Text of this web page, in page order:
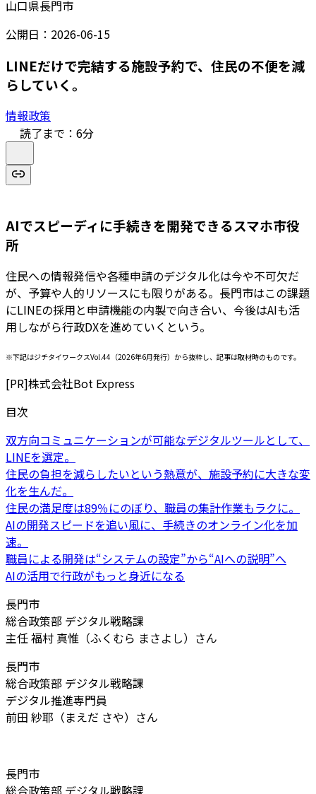
山口県長門市
公開日： 2026-06-15
LINEだけで完結する施設予約で、住民の不便を減
らしていく。
情報政策
読了まで： 6分
AIでスピーディに手続きを開発できるスマホ市役
所
住民への情報発信や各種申請のデジタル化は今や不可欠だ
が、予算や人的リソースにも限りがある。長門市はこの課題
にLINEの採用と申請機能の内製で向き合い、今後はAIも活
用しながら行政DXを進めていくという。
※下記はジチタイワークスVol.44（2026年6月発行）から抜粋し、記事は取材時のものです。
[PR]株式会社Bot Express
目次
双方向コミュニケーションが可能なデジタルツールとして、
LINEを選定。
住民の負担を減らしたいという熱意が、施設予約に大きな変
化を生んだ。
住民の満足度は89％にのぼり、職員の集計作業もラクに。
AIの開発スピードを追い風に、手続きのオンライン化を加
速。
職員による開発は“システムの設定”から“AIへの説明”へ
AIの活用で行政がもっと身近になる
長門市
総合政策部 デジタル戦略課
主任 福村 真惟（ふくむら まさよし）さん
長門市
総合政策部 デジタル戦略課
デジタル推進専門員
前田 紗耶（まえだ さや）さん
長門市
総合政策部 デジタル戦略課